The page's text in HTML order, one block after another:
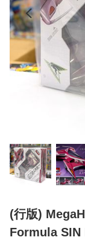
(行版)
Formula SIN